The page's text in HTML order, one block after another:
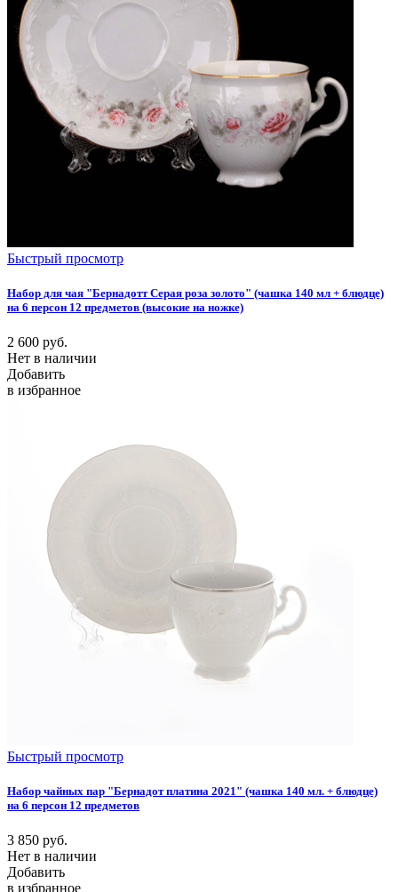
Быстрый просмотр
Набор для чая "Бернадотт Серая роза золото" (чашка 140 мл + блюдце)
на 6 персон 12 предметов (высокие на ножке)
2 600 руб.
Нет в наличии
Добавить
в избранное
Быстрый просмотр
Набор чайных пар "Бернадот платина 2021" (чашка 140 мл. + блюдце)
на 6 персон 12 предметов
3 850 руб.
Нет в наличии
Добавить
в избранное